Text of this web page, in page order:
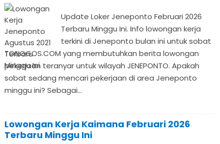
Update Loker Jeneponto Februari 2026
Terbaru Minggu Ini. Info lowongan kerja
terkini di Jeneponto bulan ini untuk sobat
TONGGOS.COM yang membutuhkan berita lowongan
pekerjaan teranyar untuk wilayah JENEPONTO. Apakah
sobat sedang mencari pekerjaan di area Jeneponto
minggu ini? Sebagai...
Lowongan Kerja Kaimana Februari 2026
Terbaru Minggu Ini